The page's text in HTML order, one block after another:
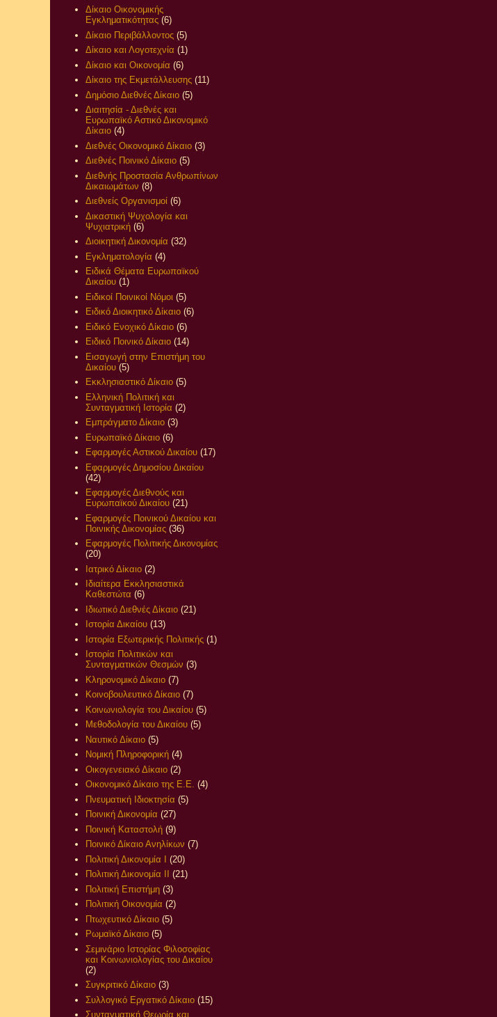
Δίκαιο Οικονομικής
Εγκληματικότητας (6)
Δίκαιο Περιβάλλοντος (5)
Δίκαιο και Λογοτεχνία (1)
Δίκαιο και Οικονομία (6)
Δίκαιο της Εκμετάλλευσης (11)
Δημόσιο Διεθνές Δίκαιο (5)
Διαιτησία - Διεθνές και
Ευρωπαϊκό Αστικό Δικονομικό
Δίκαιο (4)
Διεθνές Οικονομικό Δίκαιο (3)
Διεθνές Ποινικό Δίκαιο (5)
Διεθνής Προστασία Ανθρωπίνων
Δικαιωμάτων (8)
Διεθνείς Οργανισμοί (6)
Δικαστική Ψυχολογία και
Ψυχιατρική (6)
Διοικητική Δικονομία (32)
Εγκληματολογία (4)
Ειδικά Θέματα Ευρωπαϊκού
Δικαίου (1)
Ειδικοί Ποινικοί Νόμοι (5)
Ειδικό Διοικητικό Δίκαιο (6)
Ειδικό Ενοχικό Δίκαιο (6)
Ειδικό Ποινικό Δίκαιο (14)
Εισαγωγή στην Επιστήμη του
Δικαίου (5)
Εκκλησιαστικό Δίκαιο (5)
Ελληνική Πολιτική και
Συνταγματική Ιστορία (2)
Εμπράγματο Δίκαιο (3)
Ευρωπαϊκό Δίκαιο (6)
Εφαρμογές Αστικού Δικαίου (17)
Εφαρμογές Δημοσίου Δικαίου
(42)
Εφαρμογές Διεθνούς και
Ευρωπαϊκού Δικαίου (21)
Εφαρμογές Ποινικού Δικαίου και
Ποινικής Δικονομίας (36)
Εφαρμογές Πολιτικής Δικονομίας
(20)
Ιατρικό Δίκαιο (2)
Ιδιαίτερα Εκκλησιαστικά
Καθεστώτα (6)
Ιδιωτικό Διεθνές Δίκαιο (21)
Ιστορία Δικαίου (13)
Ιστορία Εξωτερικής Πολιτικής (1)
Ιστορία Πολιτικών και
Συνταγματικών Θεσμών (3)
Κληρονομικό Δίκαιο (7)
Κοινοβουλευτικό Δίκαιο (7)
Κοινωνιολογία του Δικαίου (5)
Μεθοδολογία του Δικαίου (5)
Ναυτικό Δίκαιο (5)
Νομική Πληροφορική (4)
Οικογενειακό Δίκαιο (2)
Οικονομικό Δίκαιο της Ε.Ε. (4)
Πνευματική Ιδιοκτησία (5)
Ποινική Δικονομία (27)
Ποινική Καταστολή (9)
Ποινικό Δίκαιο Ανηλίκων (7)
Πολιτική Δικονομία Ι
(20)
Πολιτική Δικονομία ΙΙ
(21)
Πολιτική Επιστήμη (3)
Πολιτική Οικονομία (2)
Πτωχευτικό Δίκαιο (5)
Ρωμαϊκό Δίκαιο (5)
Σεμινάριο Ιστορίας Φιλοσοφίας
και Κοινωνιολογίας του Δικαίου
(2)
Συγκριτικό Δίκαιο (3)
Συλλογικό Εργατικό Δίκαιο (15)
Συνταγματική Θεωρία και